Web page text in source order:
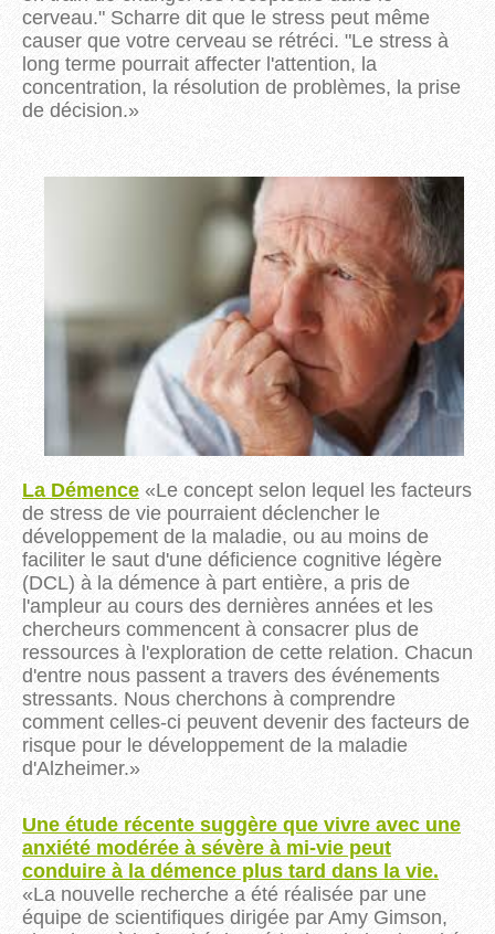
cerveau." Scharre dit que le stress peut même
causer que votre cerveau se rétréci. "Le stress à
long terme pourrait affecter l'attention, la
concentration, la résolution de problèmes, la prise
de décision.»
La Démence «Le concept selon lequel les facteurs
de stress de vie pourraient déclencher le
développement de la maladie, ou au moins de
faciliter le saut d'une déficience cognitive légère
(DCL) à la démence à part entière, a pris de
l'ampleur au cours des dernières années et les
chercheurs commencent à consacrer plus de
ressources à l'exploration de cette relation. Chacun
d'entre nous passent a travers des événements
stressants. Nous cherchons à comprendre
comment celles-ci peuvent devenir des facteurs de
risque pour le développement de la maladie
d'Alzheimer.»
Une étude récente suggère que vivre avec une
anxiété modérée à sévère à mi-vie peut
conduire à la démence plus tard dans la vie.
«La nouvelle recherche a été réalisée par une
équipe de scientifiques dirigée par Amy Gimson,